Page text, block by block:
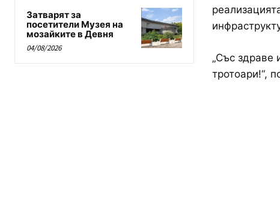
Затварят за
посетители Музея на
мозайките в Девня
04/08/2026
„Със здраве
тротоари!“,